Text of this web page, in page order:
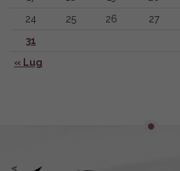
« Lug
24
25 26 27
31